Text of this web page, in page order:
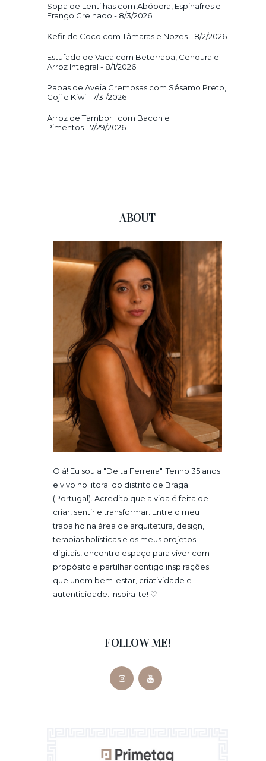
Sopa de Lentilhas com Abóbora, Espinafres e
Frango Grelhado - 8/3/2026
Kefir de Coco com Tâmaras e Nozes- 8/2/2026
Estufado de Vaca com Beterraba, Cenoura e
Arroz Integral - 8/1/2026
Papas de Aveia Cremosas com Sésamo Preto,
Goji e Kiwi- 7/31/2026
Arroz de Tamboril com Bacon e
Pimentos- 7/29/2026
ABOUT
Olá! Eu sou a "Delta Ferreira". Tenho 35 anos
e vivo no litoral do distrito de Braga
(Portugal). Acredito que a vida é feita de
criar, sentir e transformar. Entre o meu
trabalho na área de arquitetura, design,
terapias holísticas e os meus projetos
digitais, encontro espaço para viver com
propósito e partilhar contigo inspirações
que unem bem-estar, criatividade e
autenticidade. Inspira-te! ♡
FOLLOW ME!